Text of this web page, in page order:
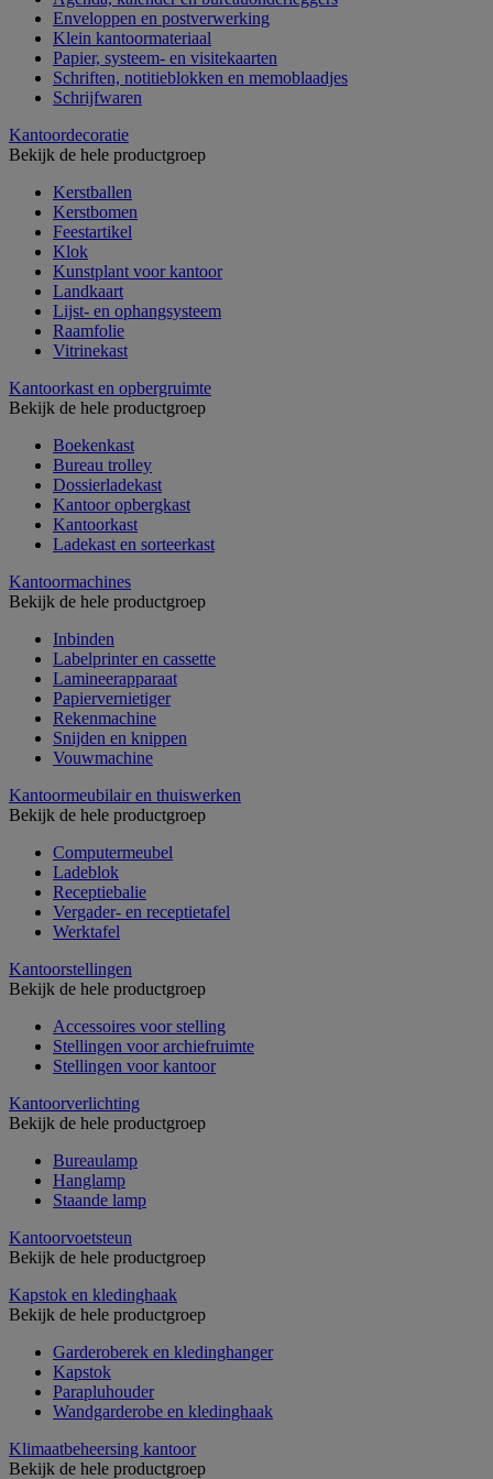
Enveloppen en postverwerking
Klein kantoormateriaal
Papier, systeem- en visitekaarten
Schriften, notitieblokken en memoblaadjes
Schrijfwaren
Kantoordecoratie
Bekijk de hele productgroep
Kerstballen
Kerstbomen
Feestartikel
Klok
Kunstplant voor kantoor
Landkaart
Lijst- en ophangsysteem
Raamfolie
Vitrinekast
Kantoorkast en opbergruimte
Bekijk de hele productgroep
Boekenkast
Bureau trolley
Dossierladekast
Kantoor opbergkast
Kantoorkast
Ladekast en sorteerkast
Kantoormachines
Bekijk de hele productgroep
Inbinden
Labelprinter en cassette
Lamineerapparaat
Papiervernietiger
Rekenmachine
Snijden en knippen
Vouwmachine
Kantoormeubilair en thuiswerken
Bekijk de hele productgroep
Computermeubel
Ladeblok
Receptiebalie
Vergader- en receptietafel
Werktafel
Kantoorstellingen
Bekijk de hele productgroep
Accessoires voor stelling
Stellingen voor archiefruimte
Stellingen voor kantoor
Kantoorverlichting
Bekijk de hele productgroep
Bureaulamp
Hanglamp
Staande lamp
Kantoorvoetsteun
Bekijk de hele productgroep
Kapstok en kledinghaak
Bekijk de hele productgroep
Garderoberek en kledinghanger
Kapstok
Parapluhouder
Wandgarderobe en kledinghaak
Klimaatbeheersing kantoor
Bekijk de hele productgroep